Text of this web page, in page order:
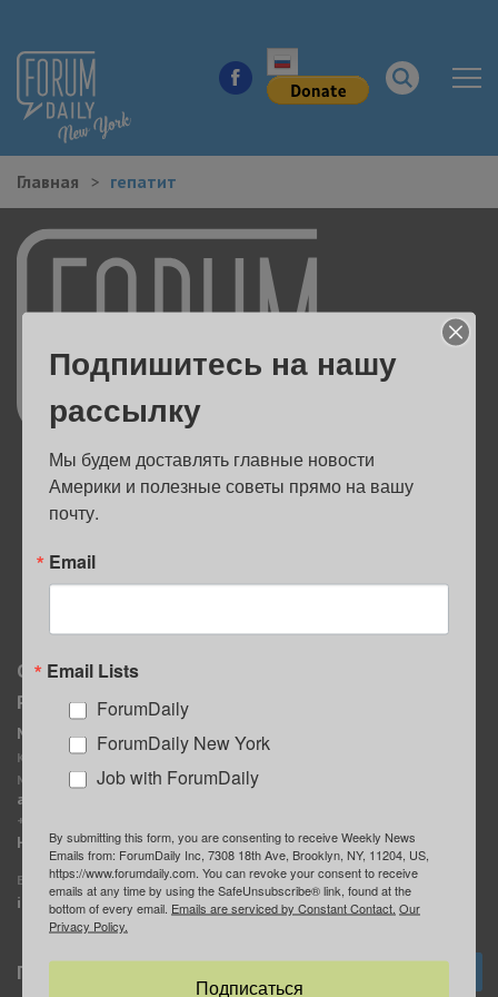
КУДА ПОЙТИ В ГОРОДЕ
ЗДОРОВЬЕ
РАБОТА И БИЗНЕС
ЖИЛЬЕ
ОБРАЗОВАНИЕ
Главная гепатит
О нас
Реклама
MediaKit
Контактное лицо:
Марина Баранчук
ad@forumdaily.com
+1 347-604-1261
Наши рекламодатели
E-mail редакции:
info@forumdaily.com
Группа “ИЩУ СОВЕТА”
ForumDaily
Подписка
Подпишитесь на нашу
рассылку
Мы будем доставлять главные новости
Америки и полезные советы прямо на вашу
почту.
Email
Email Lists
ForumDaily
ForumDaily New York
Job with ForumDaily
By submitting this form, you are consenting to receive Weekly News
Emails from: ForumDaily Inc, 7308 18th Ave, Brooklyn, NY, 11204, US,
https://www.forumdaily.com. You can revoke your consent to receive
emails at any time by using the SafeUnsubscribe® link, found at the
bottom of every email. Emails are serviced by Constant Contact. Our
Privacy Policy.
Подписаться